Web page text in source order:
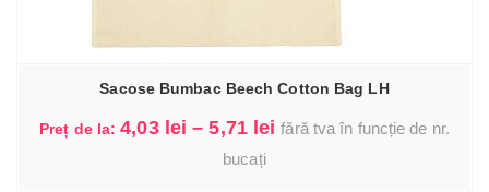
Sacose Bumbac Beech Cotton Bag LH
Preț de la:4,03 lei – 5,71 lei Interval
fără tva în funcție de nr.
bucați